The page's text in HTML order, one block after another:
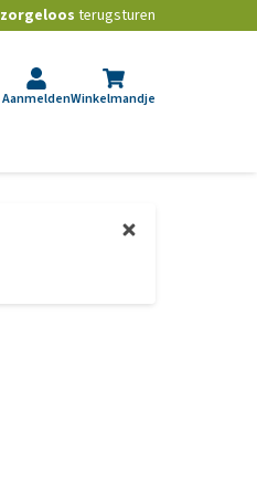
zorgeloos terugsturen
AanmeldenWinkelmandje